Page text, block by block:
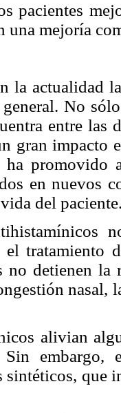
pacientes
una mejoría
la actualidad
No
entre las
gran impacto
promovido
en nuevos
del
tratamiento
no detienen
nasal,
alivian
Sin embargo,
que